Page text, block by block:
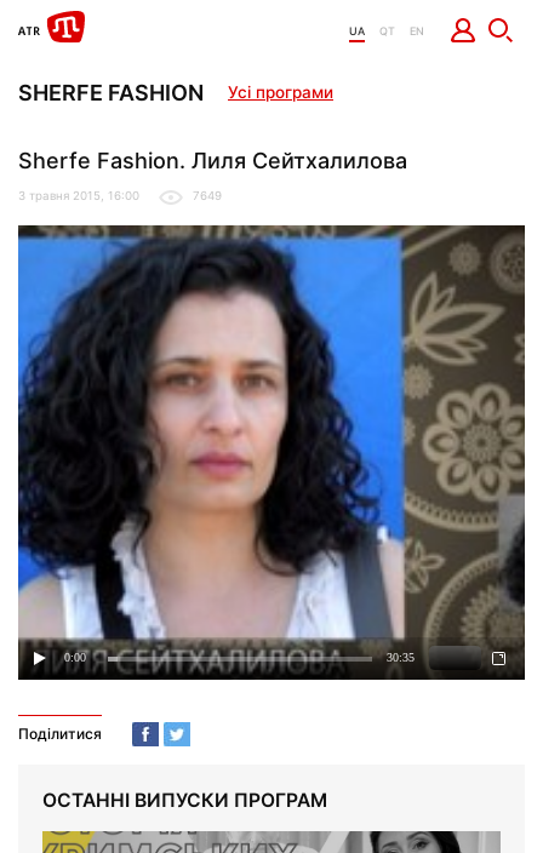
UA QT EN
SHERFE FASHION Усі програми
Sherfe Fashion. Лиля Сейтхалилова
3 травня 2015, 16:00 7649
Поділитися
ОСТАННІ ВИПУСКИ ПРОГРАМ